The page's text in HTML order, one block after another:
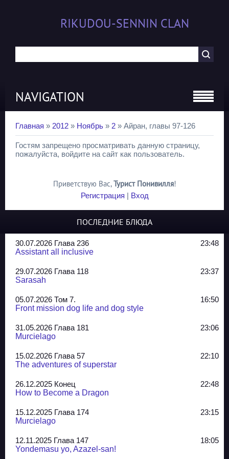
RIKUDOU-SENNIN CLAN
NAVIGATION
Главная » 2012 » Ноябрь » 2 » Айран, главы 97-126
Гостям запрещено просматривать данную страницу,
пожалуйста, войдите на сайт как пользователь.
Приветствую Вас,Турист Понивилля!
Регистрация | Вход
ПОСЛЕДНИЕ БЛЮДА
30.07.2026 Глава 236
23:48
Assistant all inclusive
29.07.2026 Глава 118
23:37
Sarasah
05.07.2026 Том 7.
16:50
Front mission dog life and dog style
31.05.2026 Глава 181
23:06
Murcielago
15.02.2026 Глава 57
22:10
The adventures of superstar
26.12.2025 Конец
22:48
How to Become a Dragon
15.12.2025 Глава 174
23:15
Murcielago
12.11.2025 Глава 147
18:05
Yondemasu yo, Azazel-san!